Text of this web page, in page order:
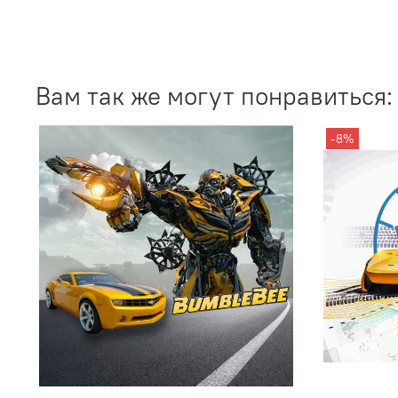
Вам так же могут понравиться:
-8%